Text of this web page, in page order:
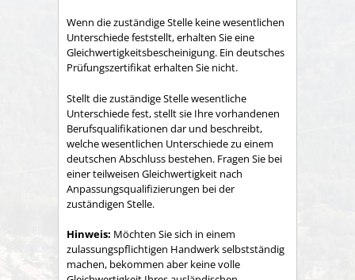
Wenn die zuständige Stelle keine wesentlichen
Unterschiede feststellt, erhalten Sie eine
Gleichwertigkeitsbescheinigung. Ein deutsches
Prüfungszertifikat erhalten Sie nicht.
Stellt die zuständige Stelle wesentliche
Unterschiede fest, stellt sie Ihre vorhandenen
Berufsqualifikationen dar und beschreibt,
welche wesentlichen Unterschiede zu einem
deutschen Abschluss bestehen. Fragen Sie bei
einer teilweisen Gleichwertigkeit nach
Anpassungsqualifizierungen bei der
zuständigen Stelle.
Hinweis: Möchten Sie sich in einem
zulassungspflichtigen Handwerk selbstständig
machen, bekommen aber keine volle